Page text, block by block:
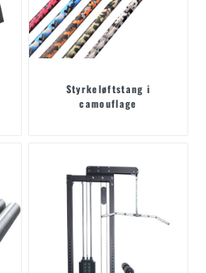
Styrkeløftstang i
camouflage